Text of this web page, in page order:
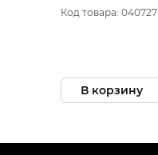
Код товара: 040727
В корзину